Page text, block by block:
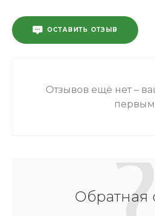
ОСТАВИТЬ ОТЗЫВ
Отзывов ещё нет –
первым
Обратная